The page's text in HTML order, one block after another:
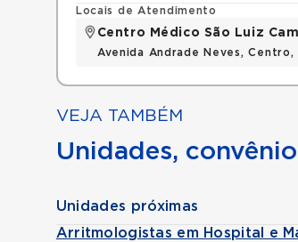
Locais de Atendimento
Centro Médico São Luiz
Avenida Andrade Neves, Centro,
VEJA TAMBÉM
Unidades,
Unidades próximas
Arritmologistas em Hospital e